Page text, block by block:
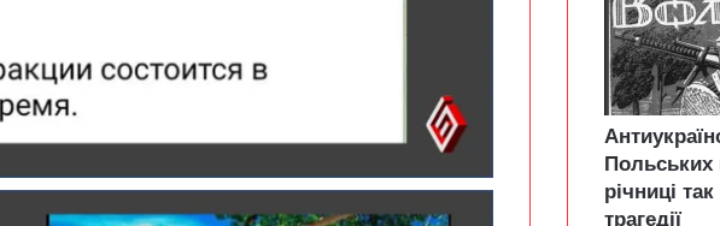
Польських
річниці
трагедії